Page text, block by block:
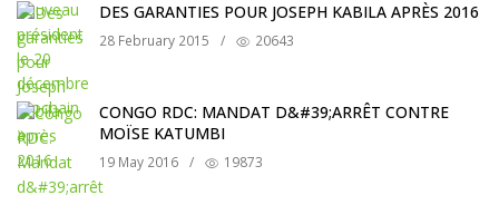
DES GARANTIES POUR JOSEPH KABILA APRÈS 2016
28 February 2015 / 20643
CONGO RDC: MANDAT D&#39;ARRÊT CONTRE
MOÏSE KATUMBI
19 May 2016 / 19873